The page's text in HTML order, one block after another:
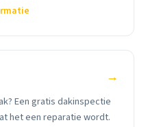
→
Een gratis dakinspectie
het een reparatie wordt.